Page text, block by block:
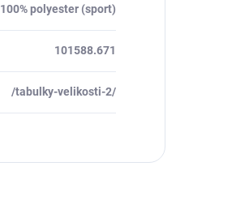
100% polyester (sport)
101588.671
/tabulky-velikosti-2/